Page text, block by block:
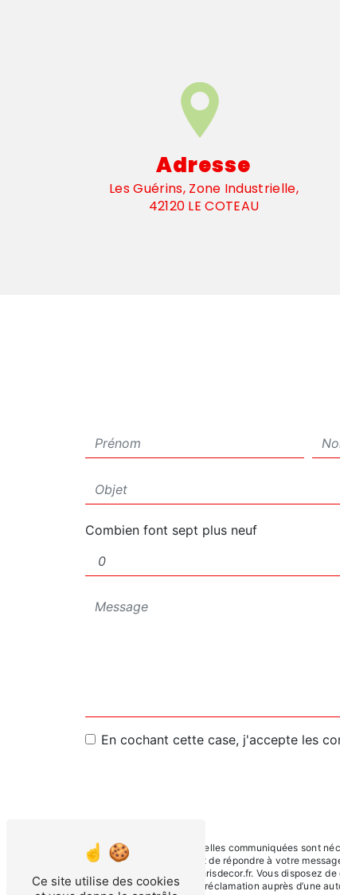
Adresse
Les Guérins, Zone Industrielle,
42120 LE COTEAU
Combien font sept plus neuf
En cochant cette case, j'accepte les
** Les données personnelles communiquées sont
traitants dans le seul but de répondre à votre
COTEAU chrisdecor@chrisdecor.fr. Vous disposez
du droit d’introduire une réclamation auprès d’une
Ce site utilise des cookies